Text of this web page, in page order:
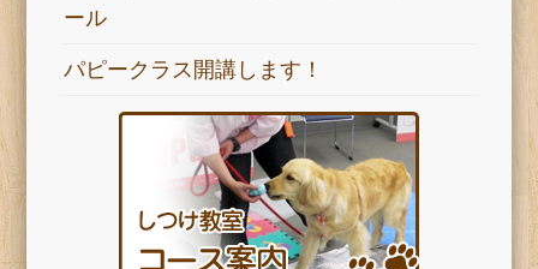
ール
パピークラス開講します！